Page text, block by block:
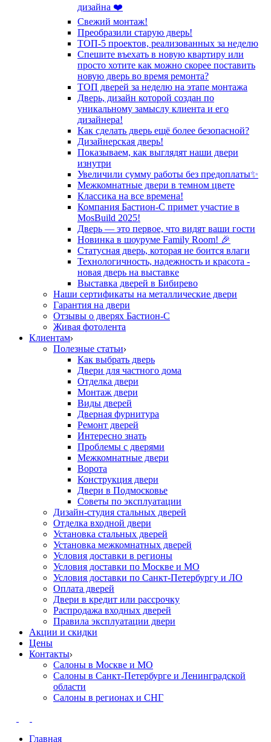
дизайна ❤️
Свежий монтаж!
Преобразили старую дверь!
ТОП-5 проектов, реализованных за неделю
Спешите въехать в новую квартиру или
просто хотите как можно скорее поставить
новую дверь во время ремонта?
ТОП дверей за неделю на этапе монтажа
Дверь, дизайн которой создан по
уникальному замыслу клиента и его
дизайнера!
Как сделать дверь ещё более безопасной?
Дизайнерская дверь!
Показываем, как выглядят наши двери
изнутри
Увеличили сумму работы без предоплаты✨
Межкомнатные двери в темном цвете
Классика на все времена!
Компания Бастион-С примет участие в
MosBuild 2025!
Дверь — это первое, что видят ваши гости
Новинка в шоуруме Family Room! 🎉
Статусная дверь, которая не боится влаги
Технологичность, надежность и красота -
новая дверь на выставке
Выставка дверей в Бибирево
Наши сертификаты на металлические двери
Гарантия на двери
Отзывы о дверях Бастион-С
Живая фотолента
Клиентам
Полезные статьи
Как выбрать дверь
Двери для частного дома
Отделка двери
Монтаж двери
Виды дверей
Дверная фурнитура
Ремонт дверей
Интересно знать
Проблемы с дверями
Межкомнатные двери
Ворота
Конструкция двери
Двери в Подмосковье
Cоветы по эксплуатации
Дизайн-студия стальных дверей
Отделка входной двери
Установка стальных дверей
Установка межкомнатных дверей
Условия доставки в регионы
Условия доставки по Москве и МО
Условия доставки по Санкт-Петербургу и ЛО
Оплата дверей
Двери в кредит или рассрочку
Распродажа входных дверей
Правила эксплуатации двери
Акции и скидки
Цены
Контакты
Салоны в Москве и МО
Салоны в Санкт-Петербурге и Ленинградской
области
Салоны в регионах и СНГ
Главная